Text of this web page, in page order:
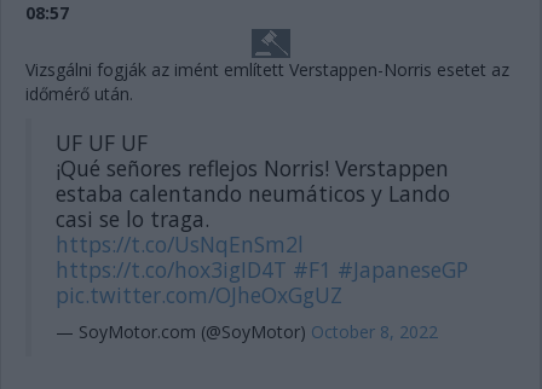
08:57
Vizsgálni fogják az imént említett Verstappen-Norris esetet az
időmérő után.
UF UF UF
¡Qué señores reflejos Norris! Verstappen
estaba calentando neumáticos y Lando
casi se lo traga.
https://t.co/UsNqEnSm2l
https://t.co/hox3igID4T #F1 #JapaneseGP
pic.twitter.com/OJheOxGgUZ
— SoyMotor.com (@SoyMotor) October 8, 2022